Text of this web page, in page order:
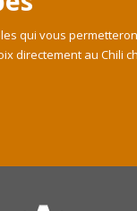
qui vous
directement au Chili